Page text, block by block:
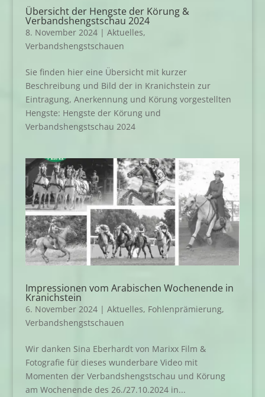
Übersicht der Hengste der Körung &
Verbandshengstschau 2024
8. November 2024| Aktuelles,
Verbandshengstschauen
Sie finden hier eine Übersicht mit kurzer
Beschreibung und Bild der in Kranichstein zur
Eintragung, Anerkennung und Körung vorgestellten
Hengste: Hengste der Körung und
Verbandshengstschau 2024
Impressionen vom Arabischen Wochenende in
Kranichstein
6. November 2024| Aktuelles, Fohlenprämierung,
Verbandshengstschauen
Wir danken Sina Eberhardt von Marixx Film &
Fotografie für dieses wunderbare Video mit
Momenten der Verbandshengstschau und Körung
am Wochenende des 26./27.10.2024 in...